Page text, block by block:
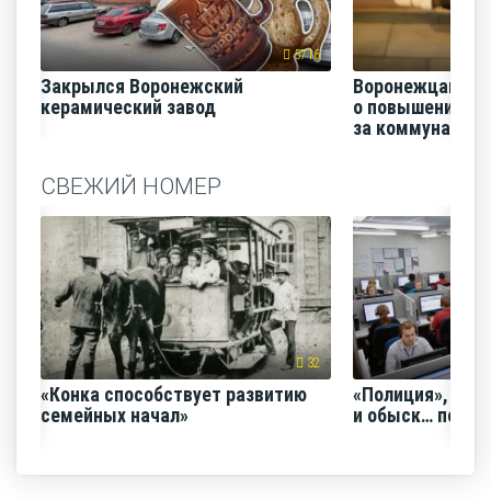
5716
Закрылся Воронежский
керамический завод
Воронежцам
о повышении
за
СВЕЖИЙ НОМЕР
32
«Конка способствует развитию
семейных начал»
«Полиция»,
и обыск… по